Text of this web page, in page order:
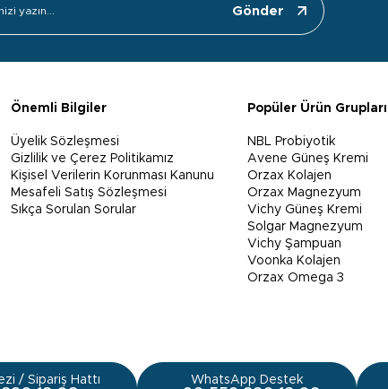
Gönder
Önemli Bilgiler
Üyelik Sözleşmesi
Gizlilik ve Çerez Politikamız
Kişisel Verilerin Korunması Kanunu
Mesafeli Satış Sözleşmesi
Sıkça Sorulan Sorular
Popüler Ürün Grupları
NBL Probiyotik
Avene Güneş Kremi
Orzax Kolajen
Orzax Magnezyum
Vichy Güneş Kremi
Solgar Magnezyum
Vichy Şampuan
Voonka Kolajen
Orzax Omega 3
/ Sipariş Hattı WhatsApp Destek